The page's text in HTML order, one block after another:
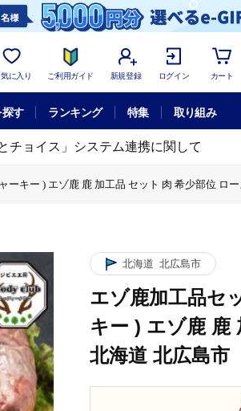
に入り ご利用ガイド 新規登録 ログイン カート
す ランキング 特集 取り組み
チョイス」システム連携に関して
ーキー ) エゾ鹿 鹿 加工品 セット 肉 希少部位 ロ
北海道 北広島市
エゾ鹿加工品セ
キー ) エゾ鹿 鹿
北海道 北広島市